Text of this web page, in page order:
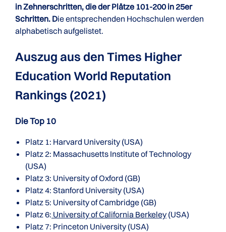
in Zehnerschritten, die derPlätze 101-200 in 25er
Schritten. Die entsprechenden Hochschulen werden
alphabetisch aufgelistet.
Auszug aus den Times Higher
Education World Reputation
Rankings (2021)
Die Top 10
Platz 1: Harvard University (USA)
Platz 2: Massachusetts Institute of Technology
(USA)
Platz 3: University of Oxford (GB)
Platz 4: Stanford University (USA)
Platz 5: University of Cambridge (GB)
Platz 6: University of California Berkeley(USA)
Platz 7: Princeton University (USA)